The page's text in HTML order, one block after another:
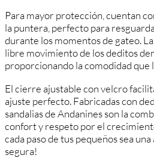
Para mayor protección, cuentan
la puntera, perfecto para
durante los momentos de gateo.
libre movimiento de los deditos
proporcionando la comodidad que
El cierre ajustable con velcro
ajuste perfecto. Fabricadas con
sandalias de Andanines son la
confort y respeto por el
cada paso de tus pequeños sea
segura!